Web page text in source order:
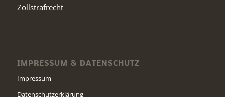
Zollstrafrecht
IMPRESSUM & DATENSCHUTZ
Impressum
Datenschutzerklärung